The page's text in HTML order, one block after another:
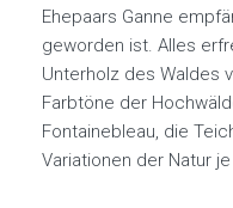
Ehepaars Ganne
geworden ist. Alles
Unterholz des Waldes
Farbtöne der
Fontainebleau, die
Variationen der Natur